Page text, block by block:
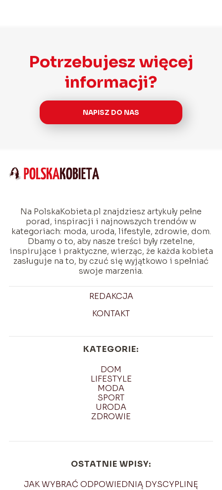
Potrzebujesz więcej
informacji?
NAPISZ DO NAS
Na PolskaKobieta.pl znajdziesz artykuły pełne
porad, inspiracji i najnowszych trendów w
kategoriach: moda, uroda, lifestyle, zdrowie, dom.
Dbamy o to, aby nasze treści były rzetelne,
inspirujące i praktyczne, wierząc, że każda kobieta
zasługuje na to, by czuć się wyjątkowo i spełniać
swoje marzenia.
REDAKCJA
KONTAKT
KATEGORIE:
DOM
LIFESTYLE
MODA
SPORT
URODA
ZDROWIE
OSTATNIE WPISY:
JAK WYBRAĆ ODPOWIEDNIĄ DYSCYPLINĘ